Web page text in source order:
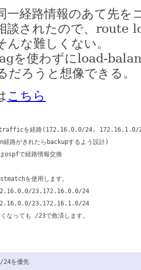
一経路情報のあて先を
談されたので、route
んな難しくない。
を使わずにload-
だろうと想像できる。
こちら
trafficを経路(172.16.0.0/24, 172.16.1.0/
経路がきれたらbackupするよう設計)
ospfで経路情報交換
を使用します。
23,172.16.0.0/24
23,172.16.1.0/24
なっても /23で救済します。
を優先